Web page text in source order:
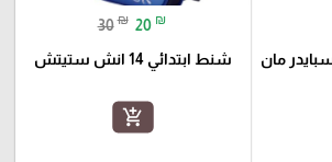
30 ₪ 20 ₪
شنط ابتدائي 14 انش ستيتش
add_shopping_cart